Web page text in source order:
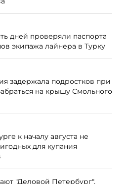
дней проверяли паспорта
экипажа лайнера в Турку
задержала подростков при
на крышу Смольного
к началу августа не
для купания
"Деловой Петербург".